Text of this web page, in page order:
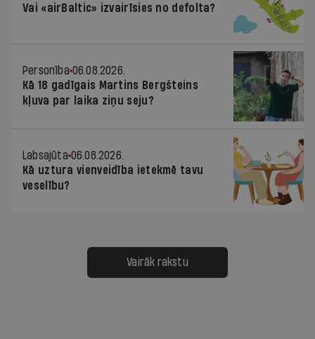
Vai «airBaltic» izvairīsies no defolta?
Personība 06.08.2026.
Kā 18 gadīgais Martins Bergšteins
kļuva par laika ziņu seju?
Labsajūta 06.08.2026.
Kā uztura vienveidība ietekmē tavu
veselību?
Vairāk rakstu